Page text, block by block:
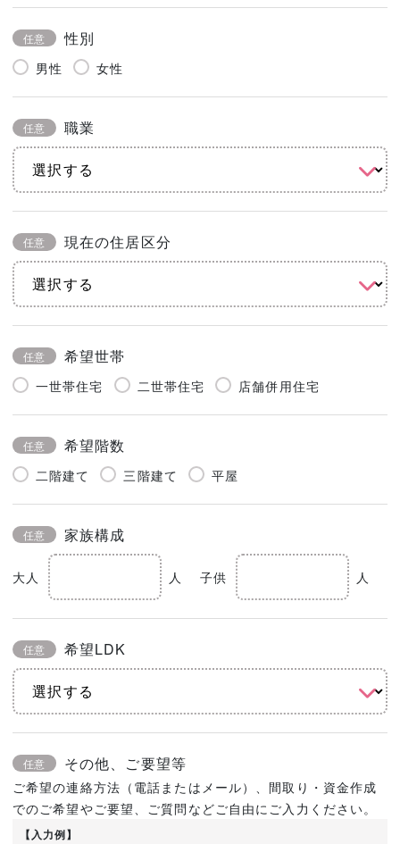
任意 性別
男性 女性
任意 職業
任意 現在の住居区分
任意 希望世帯
一世帯住宅 二世帯住宅 店舗併用住宅
任意 希望階数
二階建て 三階建て 平屋
任意 家族構成
大人 人 子供 人
任意 希望LDK
任意 その他、ご要望等
ご希望の連絡方法（電話またはメール）、間取り・資金作成
でのご希望やご要望、ご質問などご自由にご入力ください。
【入力例】